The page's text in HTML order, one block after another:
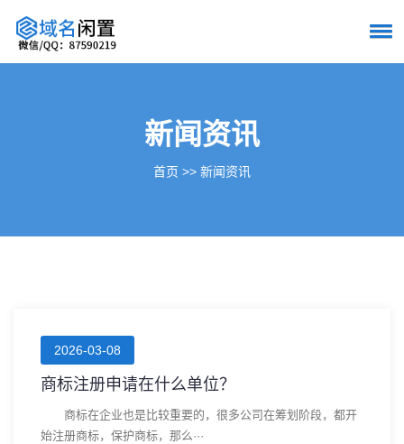
新闻资讯
首页 >> 新闻资讯
2026-03-08
商标注册申请在什么单位？
商标在企业也是比较重要的，很多公司在筹划阶段，都开
始注册商标，保护商标，那么···